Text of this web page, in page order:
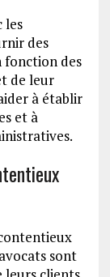
les
des
fonction des
de leur
à établir
et à
sont